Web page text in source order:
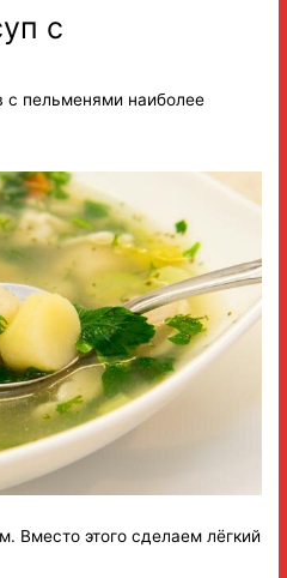
с
с пельменями наиболее
Вместо этого сделаем лёгкий